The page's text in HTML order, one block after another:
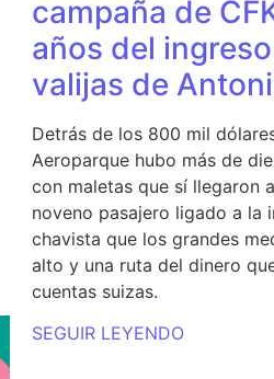
campaña de
años del
valijas de
Detrás de los 800 mil
Aeroparque hubo más de
con maletas que sí llegaron
noveno pasajero ligado a la
chavista que los grandes
alto y una ruta del dinero
cuentas suizas.
SEGUIR LEYENDO